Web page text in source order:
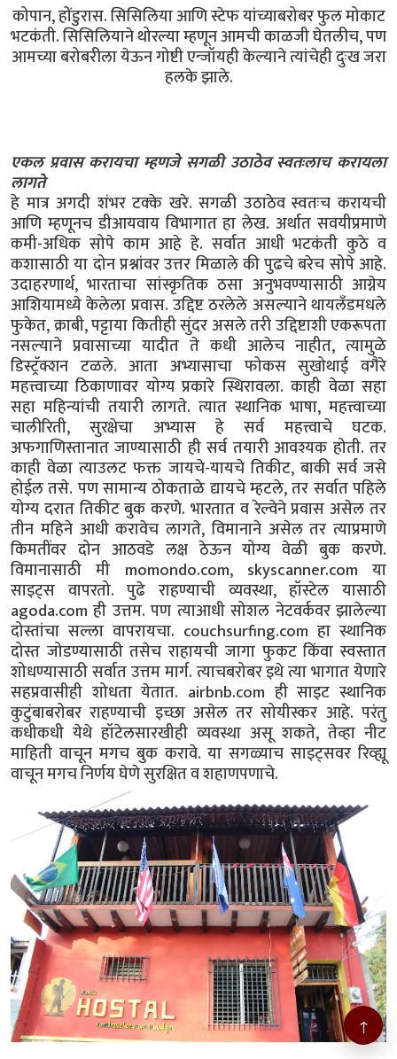
कोपान, होंडुरास. सिसिलिया आणि स्टेफ यांच्याबरोबर फुल मोकाट
भटकंती. सिसिलियाने थोरल्या म्हणून आमची काळजी घेतलीच, पण
आमच्या बरोबरीला येऊन गोष्टी एन्जॉयही केल्याने त्यांचेही दुःख जरा
हलके झाले.
एकल प्रवास करायचा म्हणजे सगळी उठाठेव स्वतःलाच करायला
लागते
हे मात्र अगदी शंभर टक्के खरे. सगळी उठाठेव स्वतःच करायची
आणि म्हणूनच डीआयवाय विभागात हा लेख. अर्थात सवयीप्रमाणे
कमी-अधिक सोपे काम आहे हे. सर्वात आधी भटकंती कुठे व
कशासाठी या दोन प्रश्नांवर उत्तर मिळाले की पुढचे बरेच सोपे आहे.
उदाहरणार्थ, भारताचा सांस्कृतिक ठसा अनुभवण्यासाठी आग्नेय
आशियामध्ये केलेला प्रवास. उद्दिष्ट ठरलेले असल्याने थायलँडमधले
फुकेत, क्राबी, पट्टाया कितीही सुंदर असले तरी उद्दिष्टाशी एकरूपता
नसल्याने प्रवासाच्या यादीत ते कधी आलेच नाहीत, त्यामुळे
डिस्ट्रॅक्शन टळले. आता अभ्यासाचा फोकस सुखोथाई वगैरे
महत्त्वाच्या ठिकाणावर योग्य प्रकारे स्थिरावला. काही वेळा सहा
सहा महिन्यांची तयारी लागते. त्यात स्थानिक भाषा, महत्त्वाच्या
चालीरिती, सुरक्षेचा अभ्यास हे सर्व महत्त्वाचे घटक.
अफगाणिस्तानात जाण्यासाठी ही सर्व तयारी आवश्यक होती. तर
काही वेळा त्याउलट फक्त जायचे-यायचे तिकीट, बाकी सर्व जसे
होईल तसे. पण सामान्य ठोकताळे द्यायचे म्हटले, तर सर्वात पहिले
योग्य दरात तिकीट बुक करणे. भारतात व रेल्वेने प्रवास असेल तर
तीन महिने आधी करावेच लागते, विमानाने असेल तर त्याप्रमाणे
किमतींवर दोन आठवडे लक्ष ठेऊन योग्य वेळी बुक करणे.
विमानासाठी मी momondo.com, skyscanner.com या
साइट्स वापरतो. पुढे राहण्याची व्यवस्था, हॉस्टेल यासाठी
agoda.com ही उत्तम. पण त्याआधी सोशल नेटवर्कवर झालेल्या
दोस्तांचा सल्ला वापरायचा. couchsurfing.com हा स्थानिक
दोस्त जोडण्यासाठी तसेच राहायची जागा फुकट किंवा स्वस्तात
शोधण्यासाठी सर्वात उत्तम मार्ग. त्याचबरोबर इथे त्या भागात येणारे
सहप्रवासीही शोधता येतात. airbnb.com ही साइट स्थानिक
कुटुंबाबरोबर राहण्याची इच्छा असेल तर सोयीस्कर आहे. परंतु
कधीकधी येथे हॉटेलसारखीही व्यवस्था असू शकते, तेव्हा नीट
माहिती वाचून मगच बुक करावे. या सगळ्याच साइट्सवर रिव्ह्यू
वाचून मगच निर्णय घेणे सुरक्षित व शहाणपणाचे.
↑